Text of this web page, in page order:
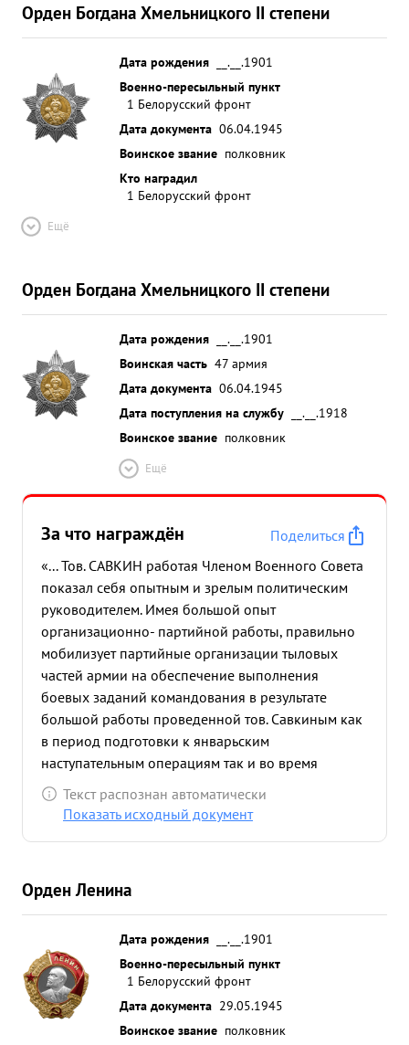
Орден Богдана Хмельницкого II степени
Дата рождения
__.__.1901
Военно-пересыльный пункт
1 Белорусский фронт
Дата документа 06.04.1945
Воинское звание полковник
Кто наградил
1 Белорусский фронт
Ещё
Орден Богдана Хмельницкого II степени
Дата рождения
__.__.1901
Воинская часть 47 армия
Дата документа 06.04.1945
Дата поступления на службу
__.__.1918
Воинское звание полковник
Ещё
За что награждён
Поделиться
«... Тов. САВКИН работая Членом Военного Совета
показал себя опытным и зрелым политическим
руководителем. Имея большой опыт
организационно- партийной работы, правильно
мобилизует партийные организации тыловых
частей армии на обеспечение выполнения
боевых заданий командования в результате
большой работы проведенной тов. Савкиным как
в период подготовки к январьским
наступательным операциям так и во время
осуществления их, тыловые части бесперебойно
обеспечивали действующие части горючим и
Текст распознан автоматически
Показать исходный документ
Орден Ленина
Дата рождения
__.__.1901
Военно-пересыльный пункт
1 Белорусский фронт
Дата документа 29.05.1945
Воинское звание полковник